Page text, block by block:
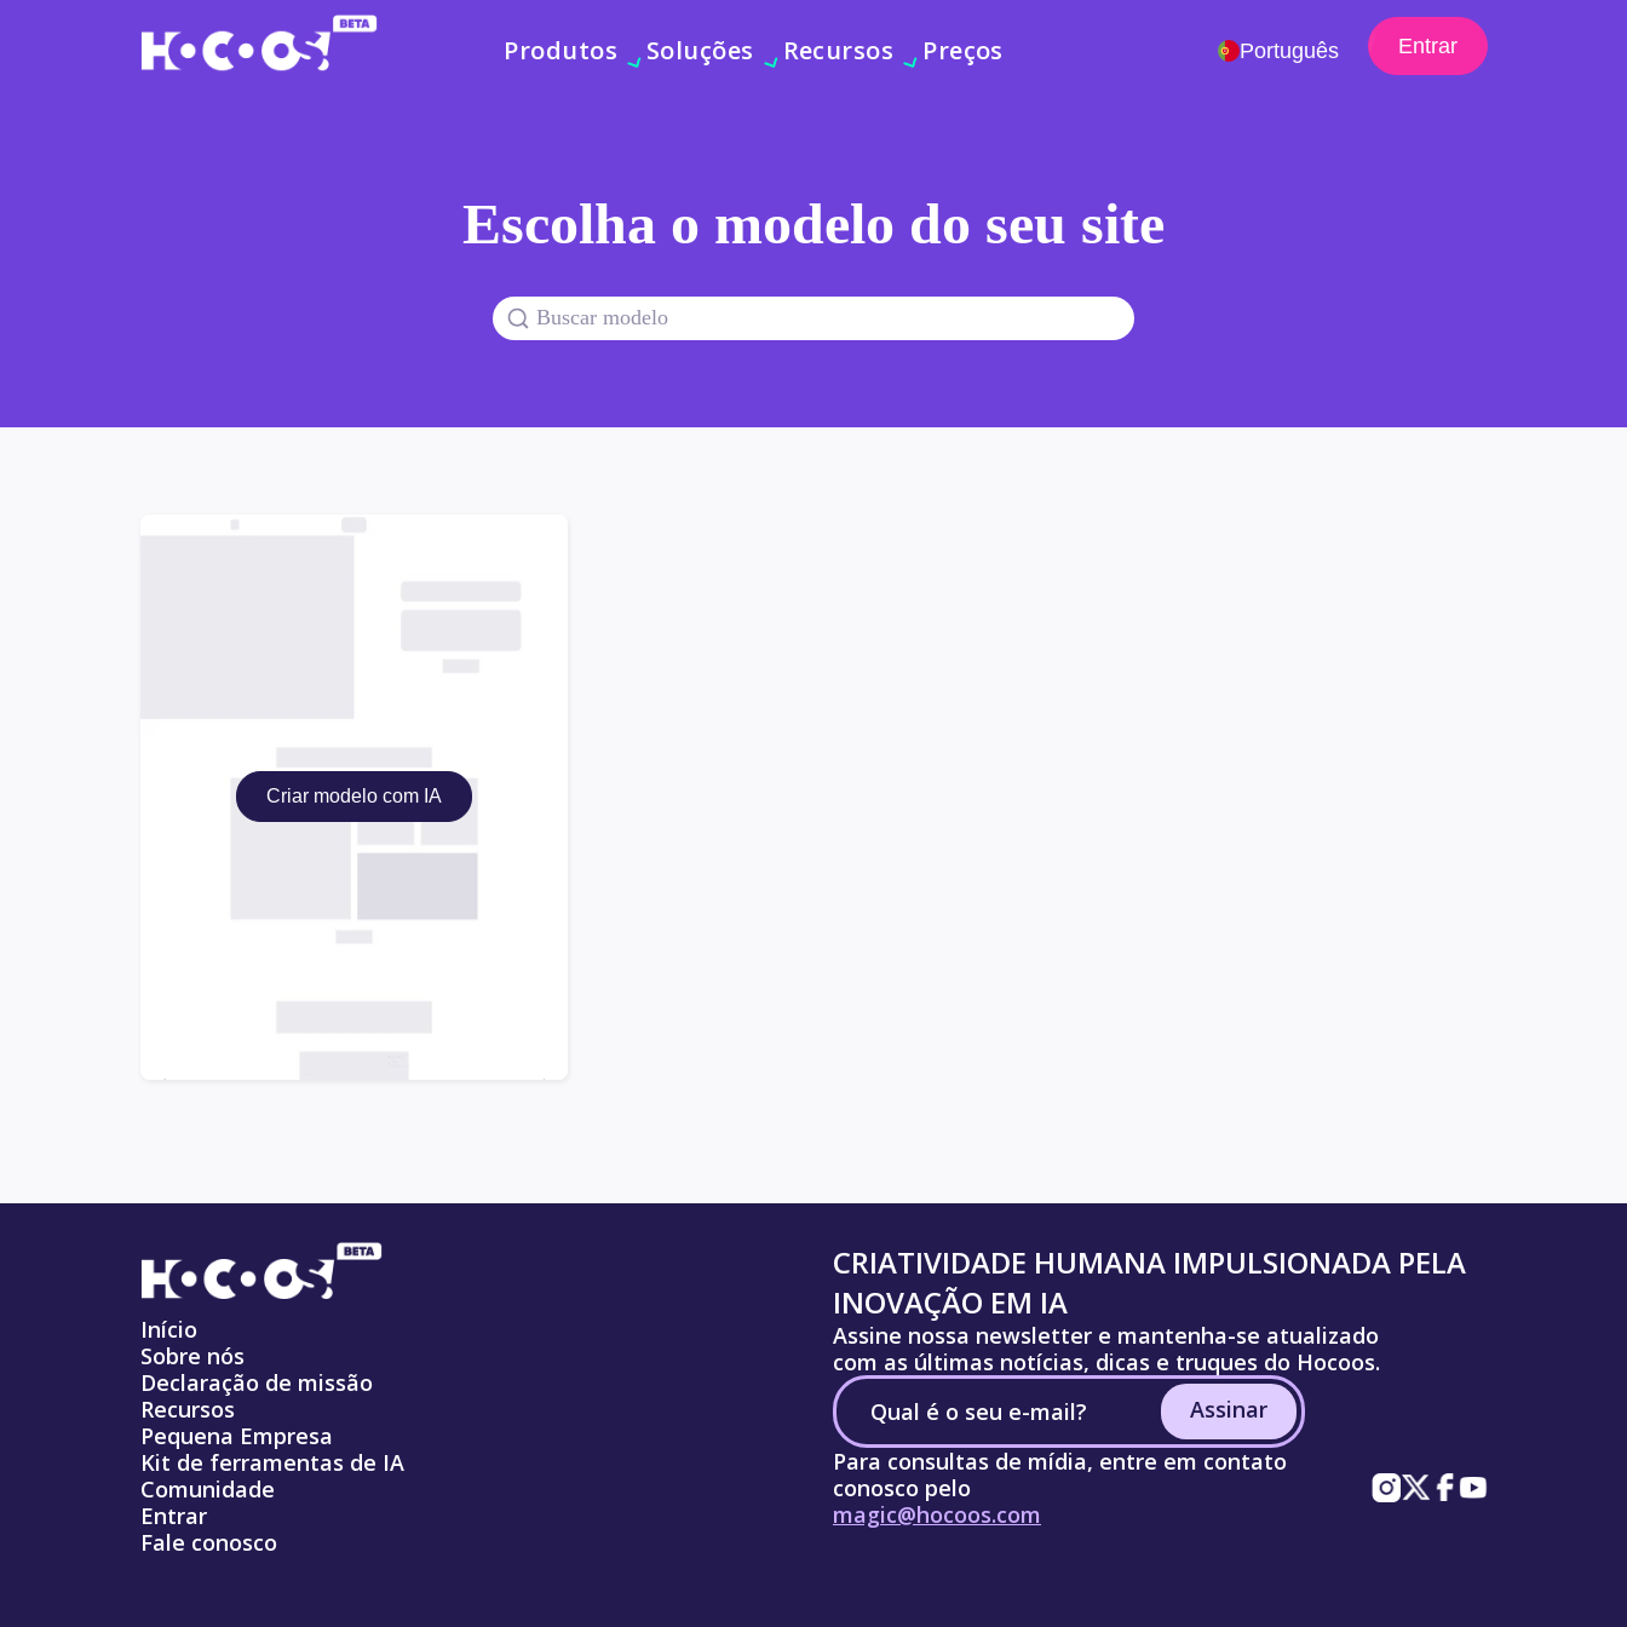
Produtos Soluções Recursos Preços Português Entrar
Escolha o modelo do seu site
Criar modelo com IA
Início
Sobre nós
Declaração de missão
Recursos
Pequena Empresa
Kit de ferramentas de IA
Comunidade
Entrar
Fale conosco
CRIATIVIDADE HUMANA IMPULSIONADA PELA
INOVAÇÃO EM IA
Assine nossa newsletter e mantenha-se atualizado
com as últimas notícias, dicas e truques do Hocoos.
Assinar
Para consultas de mídia, entre em contato
conosco pelo
magic@hocoos.com